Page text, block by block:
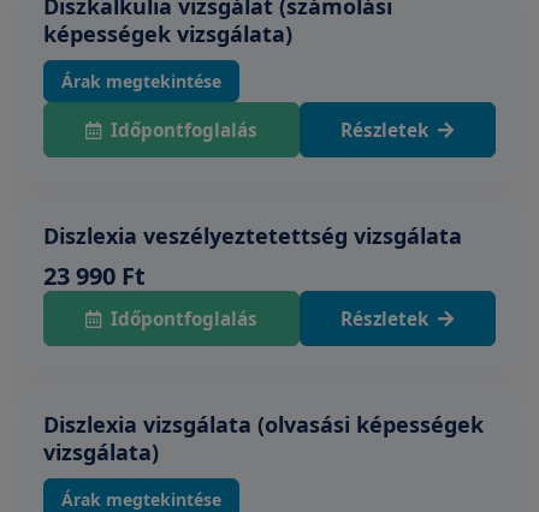
Diszkalkulia vizsgálat (számolási
képességek vizsgálata)
Árak megtekintése
Időpontfoglalás Részletek
Diszlexia veszélyeztetettség vizsgálata
23 990 Ft
Időpontfoglalás Részletek
Diszlexia vizsgálata (olvasási képességek
vizsgálata)
Árak megtekintése